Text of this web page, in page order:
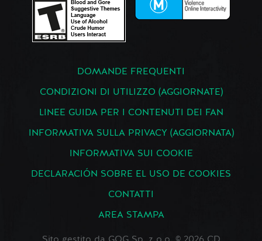
DOMANDE FREQUENTI
CONDIZIONI DI UTILIZZO (AGGIORNATE)
LINEE GUIDA PER I CONTENUTI DEI FAN
INFORMATIVA SULLA PRIVACY (AGGIORNATA)
INFORMATIVA SUI COOKIE
DECLARACIÓN SOBRE EL USO DE COOKIES
CONTATTI
AREA STAMPA